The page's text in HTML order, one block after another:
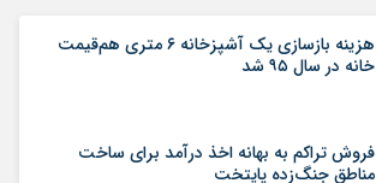
هزینه بازسازی یک آشپزخانه ۶ متری هم‌قیمت
خانه در سال ۹۵ شد
فروش تراکم به بهانه اخذ درآمد برای ساخت
مناطق جنگ‌زده پایتخت